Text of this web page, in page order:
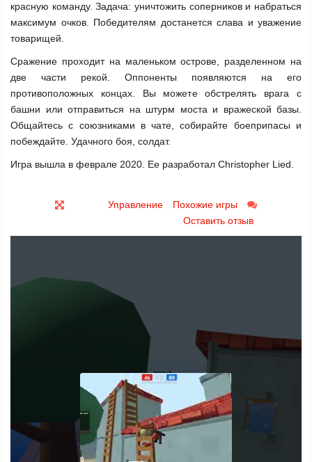
красную команду. Задача: уничтожить соперников и набраться
максимум очков. Победителям достанется слава и уважение
товарищей.
Сражение проходит на маленьком острове, разделенном на
две части рекой. Оппоненты появляются на его
противоположных концах. Вы можете обстрелять врага с
башни или отправиться на штурм моста и вражеской базы.
Общайтесь с союзниками в чате, собирайте боеприпасы и
побеждайте. Удачного боя, солдат.
Игра вышла в феврале 2020. Ее разработал Christopher Lied.
Управление
Похожие игры
Оставить отзыв